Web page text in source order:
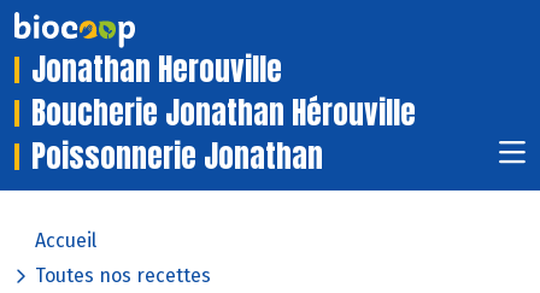
Jonathan Herouville
Boucherie Jonathan Hérouville
Poissonnerie Jonathan
Accueil
Toutes nos recettes